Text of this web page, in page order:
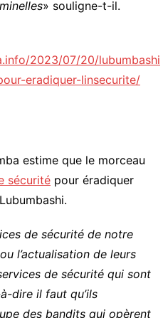
» souligne-t-il.
2023/07/20/lubumbashi
eradiquer-linsecurite/
estime que le morceau
sécurité pour éradiquer
de sécurité de notre
l’actualisation de leurs
de sécurité qui sont
dire il faut qu’ils
des bandits qui opèrent